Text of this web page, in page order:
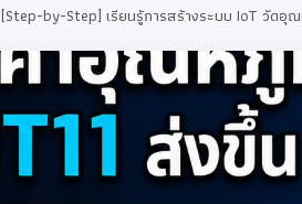
[Step-by-Step] เรียนรู้การสร้างระบบ IoT วัดอุณ